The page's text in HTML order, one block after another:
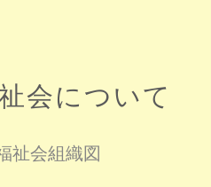
会について
祉会組織図